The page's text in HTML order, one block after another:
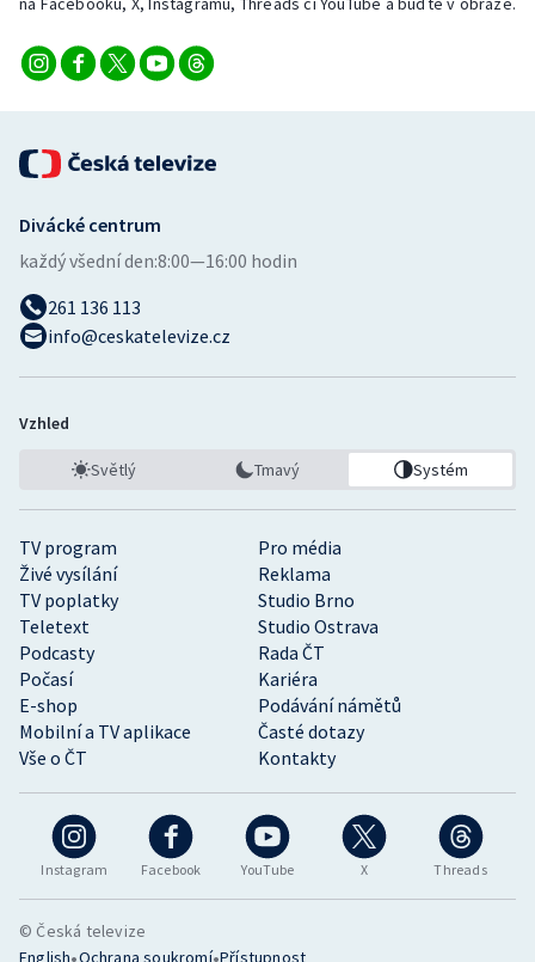
Instagram Facebook YouTube X Threads
TV program
Pro média
Živé vysílání
Reklama
TV poplatky
Studio Brno
Teletext
Studio Ostrava
Podcasty
Rada ČT
Počasí
Kariéra
E-shop
Podávání námětů
Mobilní a TV aplikace
Časté dotazy
Vše o ČT
Kontakty
Divácké centrum
každý všední den:8:00—16:00 hodin
261 136 113
info@ceskatelevize.cz
Vzhled
Světlý Tmavý Systém
© Česká televize
English Ochrana soukromí Přístupnost